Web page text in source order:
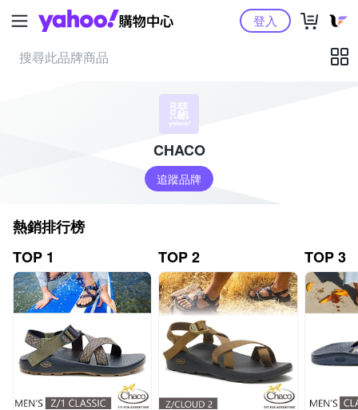
Yahoo購物中心登入
CHACO
追蹤品牌
熱銷排行榜
TOP 1
TOP 2 TOP 3